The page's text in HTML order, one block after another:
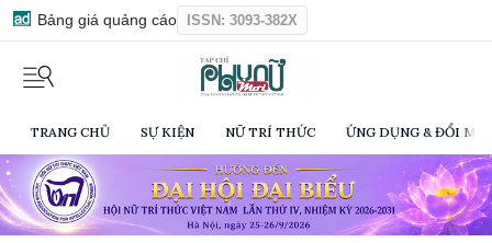
Bảng giá quảng cáo ISSN: 3093-382X
TRANG CHỦ SỰ KIỆN NỮ TRÍ THỨC ỨNG DỤNG & ĐỔI